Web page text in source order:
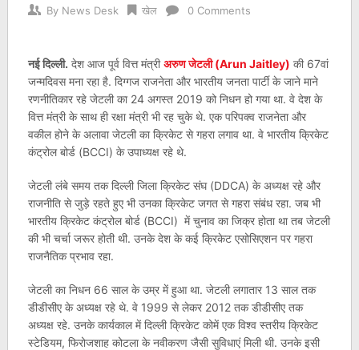
By News Desk खेल 0 Comments
नई दिल्ली. देश आज पूर्व वित्त मंत्रीअरुण जेटली (Arun Jaitley) की 67वां
जन्मदिवस मना रहा है. दिग्गज राजनेता और भारतीय जनता पार्टी के जाने माने
रणनीतिकार रहे जेटली का 24 अगस्त 2019 को निधन हो गया था. वे देश के
वित्त मंत्री के साथ ही रक्षा मंत्री भी रह चुके थे. एक परिपक्व राजनेता और
वकील होने के अलावा जेटली का क्रिकेट से गहरा लगाव था. वे भारतीय क्रिकेट
कंट्रोल बोर्ड (BCCI) के उपाध्यक्ष रहे थे.
जेटली लंबे समय तक दिल्ली जिला क्रिकेट संघ (DDCA) के अध्यक्ष रहे और
राजनीति से जुड़े रहते हुए भी उनका क्रिकेट जगत से गहरा संबंध रहा. जब भी
भारतीय क्रिकेट कंट्रोल बोर्ड (BCCI) में चुनाव का जिक्र होता था तब जेटली
की भी चर्चा जरूर होती थी. उनके देश के कई क्रिकेट एसोसिएशन पर गहरा
राजनैतिक प्रभाव रहा.
जेटली का निधन 66 साल के उम्र में हुआ था. जेटली लगातार 13 साल तक
डीडीसीए के अध्यक्ष रहे थे. वे 1999 से लेकर 2012 तक डीडीसीए तक
अध्यक्ष रहे. उनके कार्यकाल में दिल्ली क्रिकेट कोमें एक विश्व स्तरीय क्रिकेट
स्टेडियम, फिरोजशाह कोटला के नवीकरण जैसी सुविधाएं मिली थी. उनके इसी